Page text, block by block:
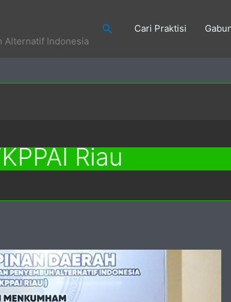
Alternatif Indonesia
SearchCari Praktisi
Riau